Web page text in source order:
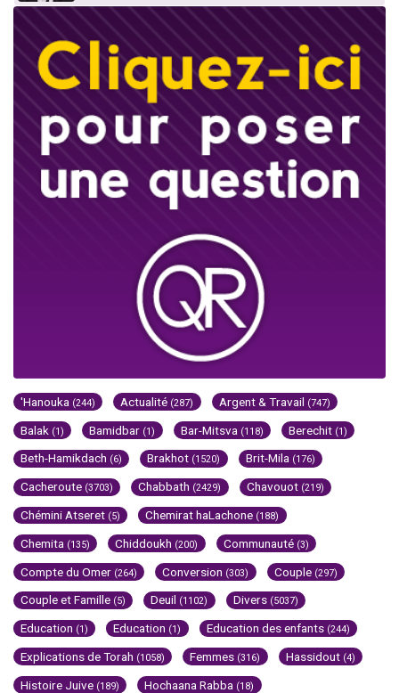
'Hanouka (244) Actualité (287) Argent & Travail (747)
Balak (1) Bamidbar (1) Bar-Mitsva (118) Berechit (1)
Beth-Hamikdach (6) Brakhot (1520) Brit-Mila (176)
Cacheroute (3703) Chabbath (2429) Chavouot (219)
Chémini Atseret (5) Chemirat haLachone (188)
Chemita (135) Chiddoukh (200) Communauté (3)
Compte du Omer (264) Conversion (303) Couple (297)
Couple et Famille (5) Deuil (1102) Divers (5037)
Education (1) Education (1) Education des enfants (244)
Explications de Torah (1058) Femmes (316) Hassidout (4)
Histoire Juive (189) Hochaana Rabba (18)